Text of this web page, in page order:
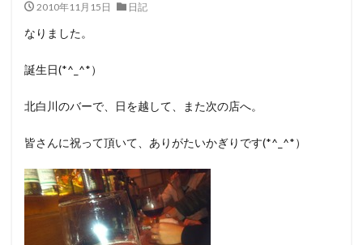
2010年11月15日 日記
なりました。
誕生日(*^_^*）
北白川のバーで、日を越して、また次の店へ。
皆さんに祝って頂いて、ありがたいかぎりです(*^_^*）